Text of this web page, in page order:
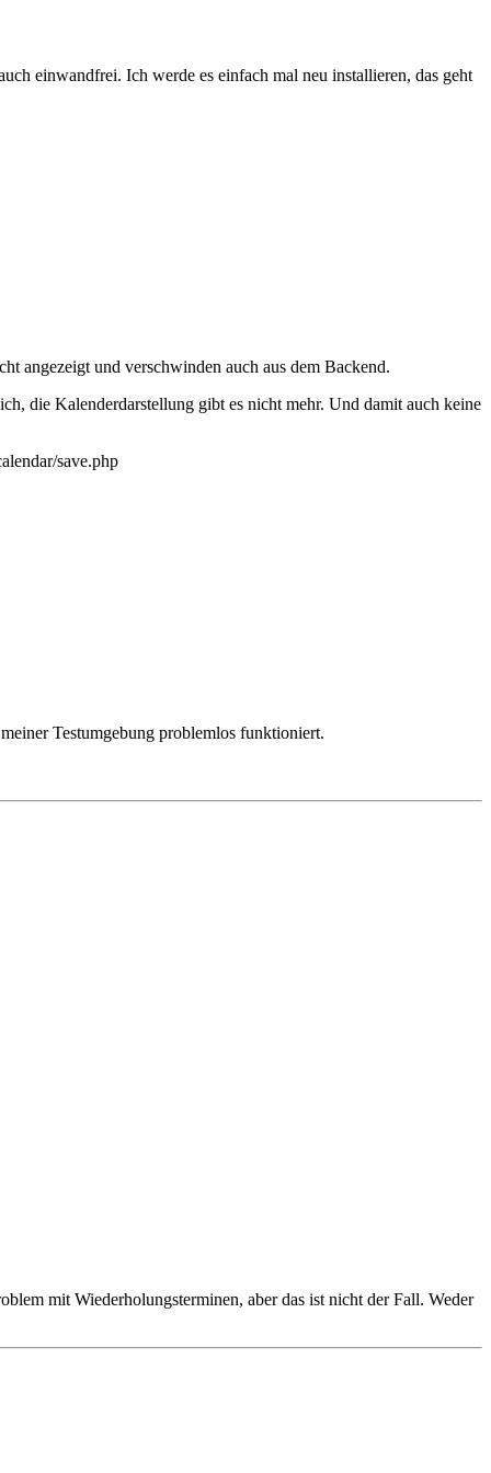
einwandfrei. Ich werde es einfach mal neu installieren, das geht
angezeigt und verschwinden auch aus dem Backend.
die Kalenderdarstellung gibt es nicht mehr. Und damit auch keine
save.php
Testumgebung problemlos funktioniert.
mit Wiederholungsterminen, aber das ist nicht der Fall. Weder